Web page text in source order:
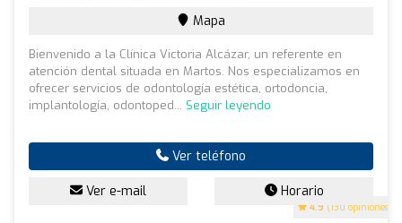
4.9 (130 opiniones)
Mapa
Bienvenido a la Clínica Victoria Alcázar, un referente en
atención dental situada en Martos. Nos especializamos en
ofrecer servicios de odontología estética, ortodoncia,
implantología, odontoped... Seguir leyendo
Ver teléfono
Ver e-mail Horario